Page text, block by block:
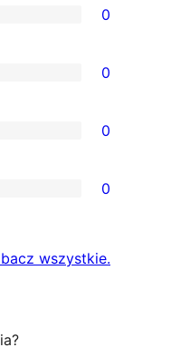
0
0
0
0
wszystkierecenzje
.